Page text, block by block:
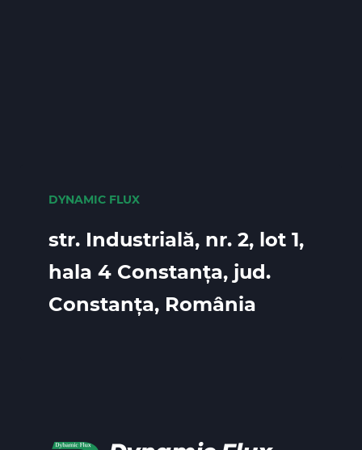
DYNAMIC FLUX
str. Industrială, nr. 2, lot 1,
hala 4 Constanța, jud.
Constanța, România